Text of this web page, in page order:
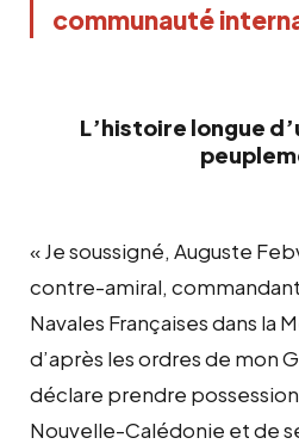
communauté
L’histoire longue
« Je soussigné, Auguste
contre-amiral,
Navales Françaises dans la
d’après les ordres de mon
déclare prendre possession
Nouvelle-Calédonie et de